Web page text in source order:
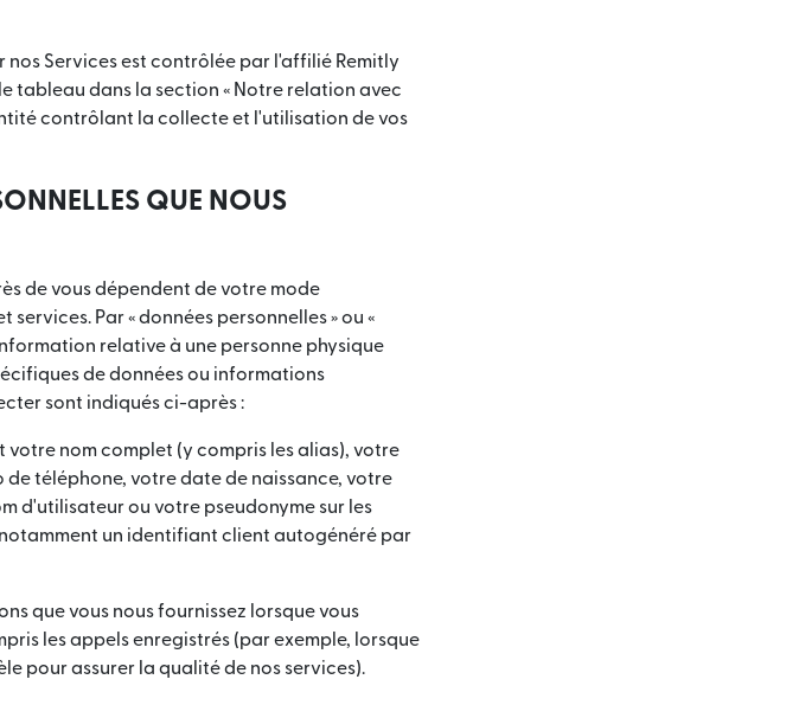
Services est contrôlée par l'affilié Remitly
tableau dans la section « Notre relation avec
contrôlant la collecte et l'utilisation de vos
QUE NOUS
de vous dépendent de votre mode
Par « données personnelles » ou «
relative à une personne physique
de données ou informations
sont indiqués ci-après :
votre nom complet (y compris les alias), votre
téléphone, votre date de naissance, votre
d'utilisateur ou votre pseudonyme sur les
un identifiant client autogénéré par
que vous nous fournissez lorsque vous
les appels enregistrés (par exemple, lorsque
pour assurer la qualité de nos services).